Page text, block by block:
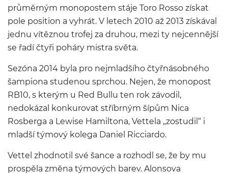
průměrným monopostem stáje Toro Rosso získat
pole position a vyhrát. V letech 2010 až 2013 získával
jednu vítěznou trofej za druhou, mezi ty nejcennější
se řadí čtyři poháry mistra světa.
Sezóna 2014 byla pro nejmladšího čtyřnásobného
šampiona studenou sprchou. Nejen, že monopost
RB10, s kterým u Red Bullu ten rok závodil,
nedokázal konkurovat stříbrným šípům Nica
Rosberga a Lewise Hamiltona, Vettela „zostudil“ i
mladší týmový kolega Daniel Ricciardo.
Vettel zhodnotil své šance a rozhodl se, že by mu
prospěla změna týmových barev. Alonsova